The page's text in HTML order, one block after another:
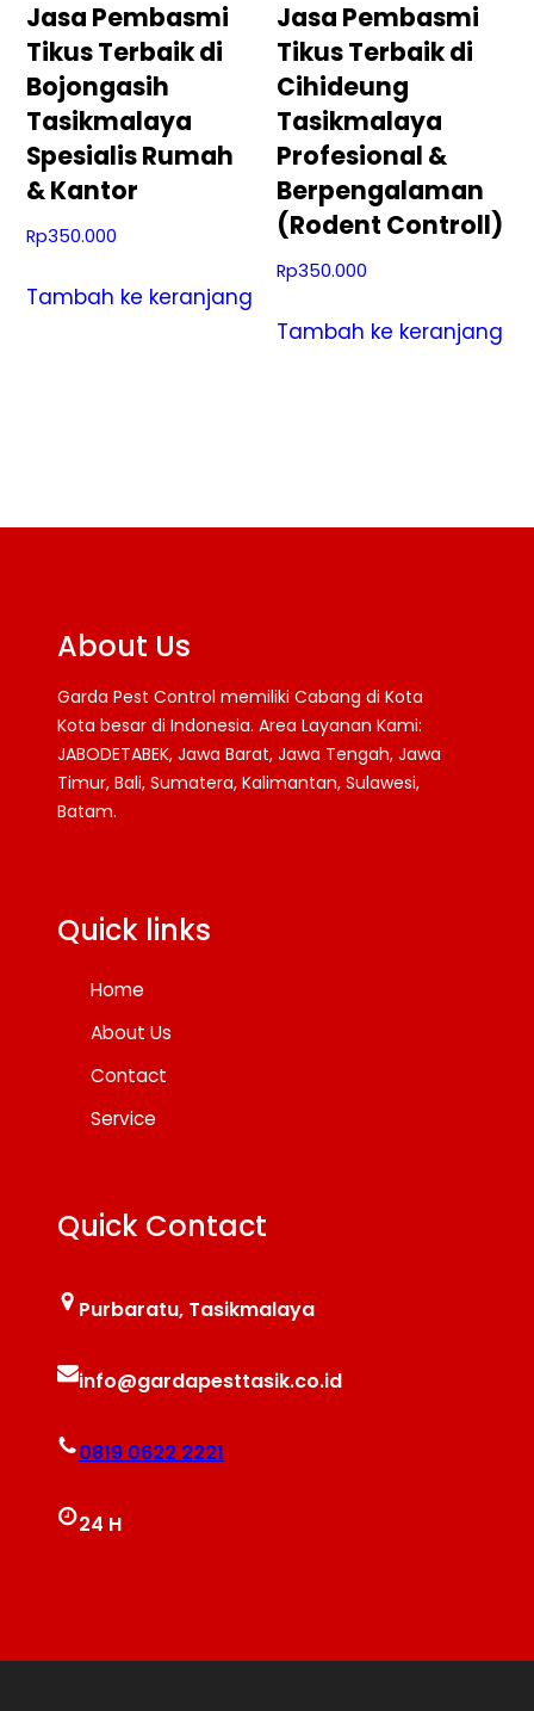
Jasa Pembasmi
Tikus Terbaik di
Bojongasih
Tasikmalaya
Spesialis Rumah
& Kantor
Rp350.000
Tambah ke keranjang
Jasa Pembasmi
Tikus Terbaik di
Cihideung
Tasikmalaya
Profesional &
Berpengalaman
(Rodent Controll)
Rp350.000
Tambah ke keranjang
About Us
Garda Pest Control memiliki Cabang di Kota
Kota besar di Indonesia. Area Layanan Kami:
JABODETABEK, Jawa Barat, Jawa Tengah, Jawa
Timur, Bali, Sumatera, Kalimantan, Sulawesi,
Batam.
Quick links
Home
About Us
Contact
Service
Quick Contact
Purbaratu, Tasikmalaya
info@gardapesttasik.co.id
0819 0622 2221
24 H